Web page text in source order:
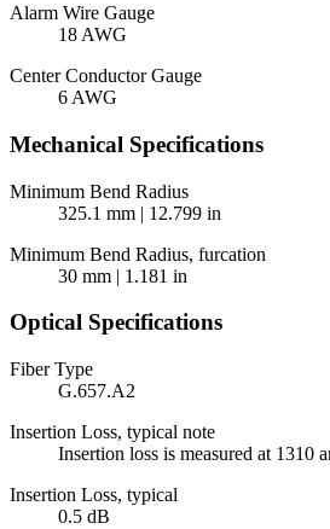
Alarm Wire Gauge
18 AWG
Center Conductor Gauge
6 AWG
Mechanical Specifications
Minimum Bend Radius
325.1 mm | 12.799 in
Minimum Bend Radius, furcation
30 mm | 1.181 in
Optical Specifications
Fiber Type
G.657.A2
Insertion Loss, typical note
Insertion loss is measured at 1310
Insertion Loss, typical
0.5 dB